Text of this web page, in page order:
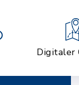
Digitaler